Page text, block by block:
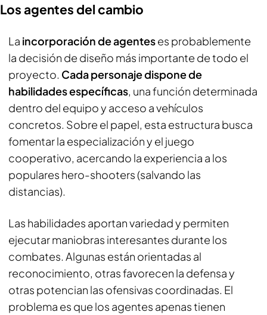
Los agentes del cambio
La incorporación de agenteses probablemente
la decisión de diseño más importante de todo el
proyecto. Cada personaje dispone de
habilidades específicas, una función determinada
dentro del equipo y acceso a vehículos
concretos. Sobre el papel, esta estructura busca
fomentar la especialización y el juego
cooperativo, acercando la experiencia a los
populares hero-shooters (salvando las
distancias).
Las habilidades aportan variedad y permiten
ejecutar maniobras interesantes durante los
combates. Algunas están orientadas al
reconocimiento, otras favorecen la defensa y
otras potencian las ofensivas coordinadas. El
problema es que los agentes apenas tienen